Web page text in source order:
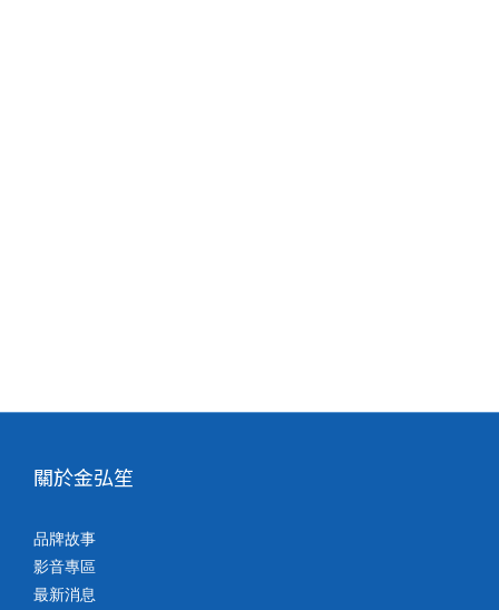
關於金弘笙
品牌故事
影音專區
最新消息